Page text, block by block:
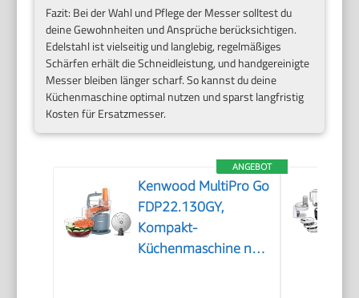
Fazit: Bei der Wahl und Pflege der Messer solltest du
deine Gewohnheiten und Ansprüche berücksichtigen.
Edelstahl ist vielseitig und langlebig, regelmäßiges
Schärfen erhält die Schneidleistung, und handgereinigte
Messer bleiben länger scharf. So kannst du deine
Küchenmaschine optimal nutzen und sparst langfristig
Kosten für Ersatzmesser.
ANGEBOT
Kenwood MultiPro Go
FDP22.130GY,
Kompakt-
Küchenmaschine nur